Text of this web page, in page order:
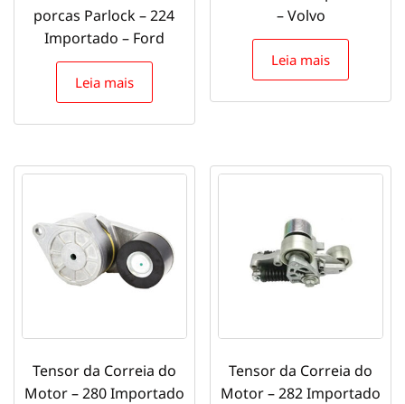
porcas Parlock – 224
Importado – Ford
Leia mais
– Volvo
Leia mais
Tensor da Correia do
Motor – 280 Importado
Tensor da Correia do
Motor – 282 Importado